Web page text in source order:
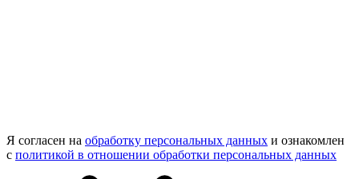
Я согласен на обработку персональных данных и ознакомлен
с политикой в отношении обработки персональных данных